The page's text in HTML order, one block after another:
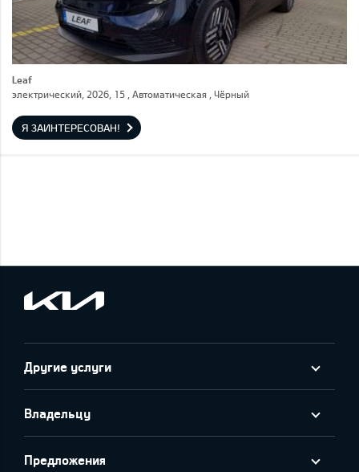
Leaf
электрический, 2026, 15 , Автоматическая , Чёрный
Я ЗАИНТЕРЕСОВАН!
Другие услуги
Владельцу
Предложения